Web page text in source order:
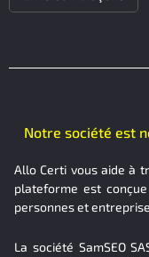
Notre société est
Allo Certi vous aide à
plateforme est
personnes et
La société SamSEO